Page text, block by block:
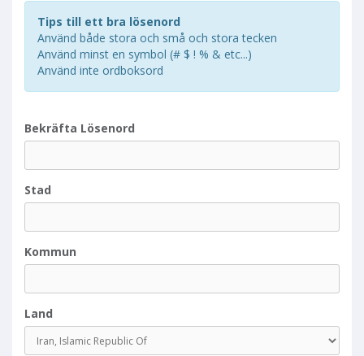
w
w
r
d
a
t
i
g
:
0
Tips till ett bra lösenord
Använd både stora och små och stora tecken
Använd minst en symbol (# $ ! % & etc...)
Använd inte ordboksord
Bekräfta Lösenord
Stad
Kommun
Land